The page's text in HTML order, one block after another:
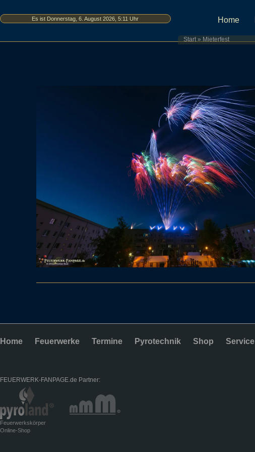
Es ist Donnerstag, 6. August 2026, 5:11 Uhr Home
Start» Mieterfest
Home Feuerwerke Termine Pyrotechnik Shop Service
FEUERWERK-FANPAGE.de Partner:
Feuerwerkskörper
Online-Shop